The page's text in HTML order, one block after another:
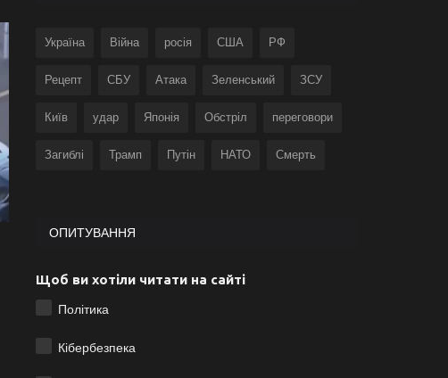
Україна Війна росія США РФ
Рецепт СБУ Атака Зеленський ЗСУ
Київ удар Японія Обстріл переговори
Загиблі Трамп Путін НАТО Смерть
ОПИТУВАННЯ
Щоб ви хотіли читати на сайті
Політика
Кібербезпека